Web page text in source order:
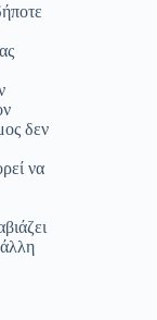
δεν
να